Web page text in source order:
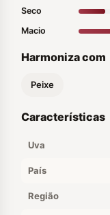
Seco
Macio
Harmoniza com
Peixe
Características
Uva
País
Região